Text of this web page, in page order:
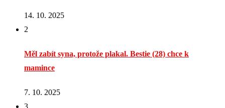
14. 10. 2025
2
Měl zabít syna, protože plakal. Bestie (28) chce k
mamince
7. 10. 2025